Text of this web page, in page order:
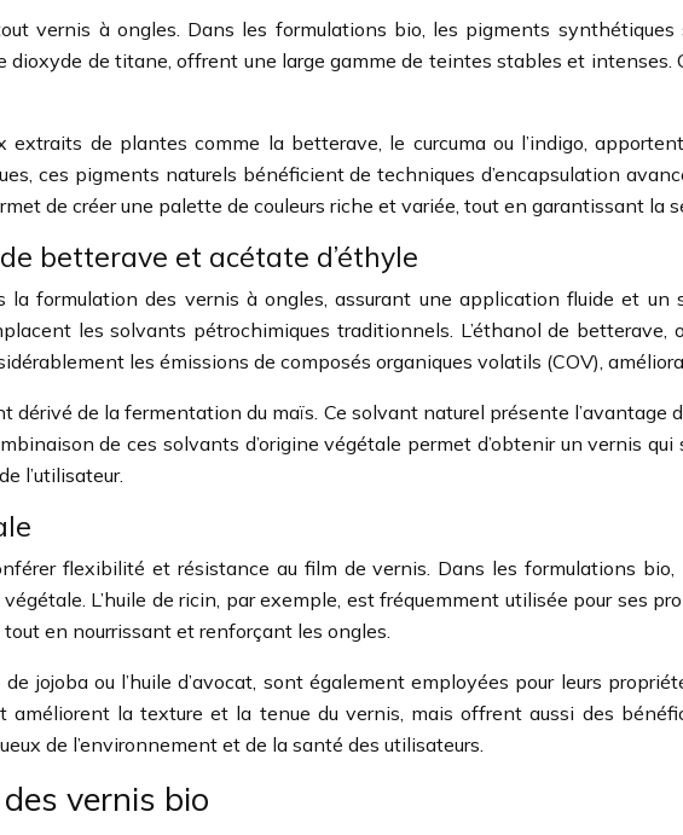
vernis à ongles. Dans les formulations bio, les pigments
dioxyde de titane, offrent une large gamme de teintes stables et
extraits de plantes comme la betterave, le curcuma ou l’indigo,
ces pigments naturels bénéficient de techniques d’encapsulation
de créer une palette de couleurs riche et variée, tout en garantissant la
betterave et acétate d’éthyle
la formulation des vernis à ongles, assurant une application fluide et
les solvants pétrochimiques traditionnels. L’éthanol de
les émissions de composés organiques volatils (COV),
dérivé de la fermentation du maïs. Ce solvant naturel présente
de ces solvants d’origine végétale permet d’obtenir un vernis
l’utilisateur.
flexibilité et résistance au film de vernis. Dans les formulations
L’huile de ricin, par exemple, est fréquemment utilisée pour ses
en nourrissant et renforçant les ongles.
de jojoba ou l’huile d’avocat, sont également employées pour leurs
améliorent la texture et la tenue du vernis, mais offrent aussi des
de l’environnement et de la santé des utilisateurs.
vernis bio